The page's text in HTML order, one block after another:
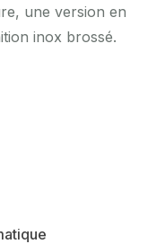
une version en
inox brossé.